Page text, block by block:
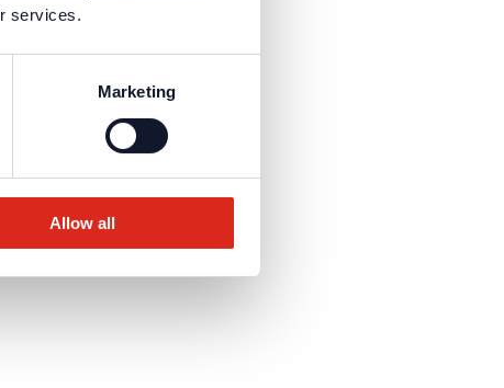
services.
Marketing
Allow all